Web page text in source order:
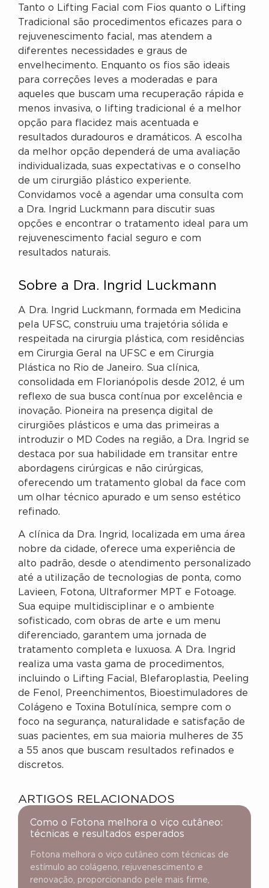
Tanto o Lifting Facial com Fios quanto o Lifting
Tradicional são procedimentos eficazes para o
rejuvenescimento facial, mas atendem a
diferentes necessidades e graus de
envelhecimento. Enquanto os fios são ideais
para correções leves a moderadas e para
aqueles que buscam uma recuperação rápida e
menos invasiva, o lifting tradicional é a melhor
opção para flacidez mais acentuada e
resultados duradouros e dramáticos. A escolha
da melhor opção dependerá de uma avaliação
individualizada, suas expectativas e o conselho
de um cirurgião plástico experiente.
Convidamos você a agendar uma consulta com
a Dra. Ingrid Luckmann para discutir suas
opções e encontrar o tratamento ideal para um
rejuvenescimento facial seguro e com
resultados naturais.
Sobre a Dra. Ingrid Luckmann
A Dra. Ingrid Luckmann, formada em Medicina
pela UFSC, construiu uma trajetória sólida e
respeitada na cirurgia plástica, com residências
em Cirurgia Geral na UFSC e em Cirurgia
Plástica no Rio de Janeiro. Sua clínica,
consolidada em Florianópolis desde 2012, é um
reflexo de sua busca contínua por excelência e
inovação. Pioneira na presença digital de
cirurgiões plásticos e uma das primeiras a
introduzir o MD Codes na região, a Dra. Ingrid se
destaca por sua habilidade em transitar entre
abordagens cirúrgicas e não cirúrgicas,
oferecendo um tratamento global da face com
um olhar técnico apurado e um senso estético
refinado.
A clínica da Dra. Ingrid, localizada em uma área
nobre da cidade, oferece uma experiência de
alto padrão, desde o atendimento personalizado
até a utilização de tecnologias de ponta, como
Lavieen, Fotona, Ultraformer MPT e Fotoage.
Sua equipe multidisciplinar e o ambiente
sofisticado, com obras de arte e um menu
diferenciado, garantem uma jornada de
tratamento completa e luxuosa. A Dra. Ingrid
realiza uma vasta gama de procedimentos,
incluindo o Lifting Facial, Blefaroplastia, Peeling
de Fenol, Preenchimentos, Bioestimuladores de
Colágeno e Toxina Botulínica, sempre com o
foco na segurança, naturalidade e satisfação de
suas pacientes, em sua maioria mulheres de 35
a 55 anos que buscam resultados refinados e
discretos.
ARTIGOS RELACIONADOS
Como o Fotona melhora o viço cutâneo:
técnicas e resultados esperados
Fotona melhora o viço cutâneo com técnicas de
estímulo ao colágeno, rejuvenescimento e
renovação, proporcionando pele mais firme,